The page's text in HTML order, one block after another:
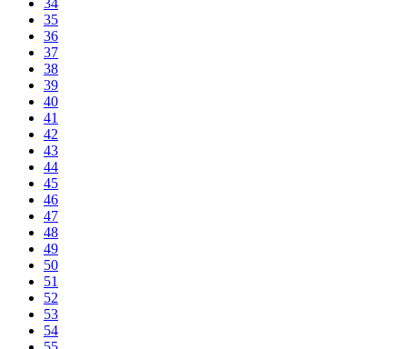
34
35
36
37
38
39
40
41
42
43
44
45
46
47
48
49
50
51
52
53
54